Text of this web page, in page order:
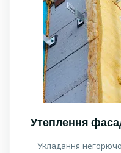
Утеплення
Укладання